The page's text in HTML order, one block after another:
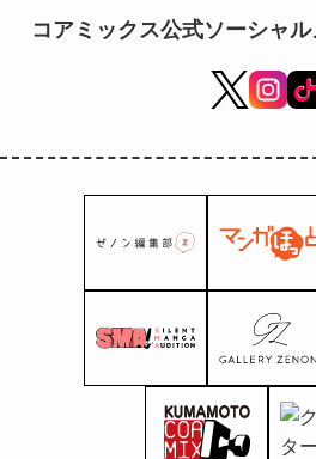
コアミックス公式ソーシャ